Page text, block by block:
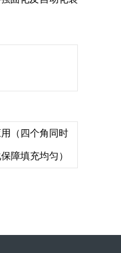
（四个角同时
障填充均匀）